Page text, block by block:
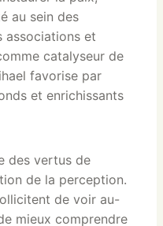
au sein des
associations et
catalyseur de
favorise par
et enrichissants
des vertus de
de la perception.
de voir au-
mieux comprendre